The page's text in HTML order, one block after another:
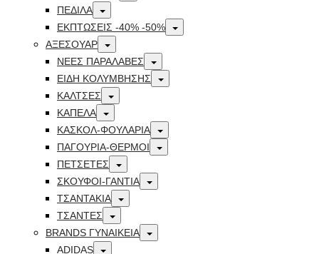
ΠΕΔΙΛΑ Toggle
ΕΚΠΤΏΣΕΙΣ -40% -50% Toggle
ΑΞΕΣΟΥΑΡ Toggle
ΝΕΕΣ ΠΑΡΑΛΑΒΕΣ Toggle
ΕΙΔΗ ΚΟΛΥΜΒΗΣΗΣ Toggle
ΚΑΛΤΣΕΣ Toggle
ΚΑΠΕΛΑ Toggle
ΚΑΣΚΟΛ-ΦΟΥΛΑΡΙΑ Toggle
ΠΑΓΟΥΡΙΑ-ΘΕΡΜΟΙ Toggle
ΠΕΤΣΈΤΕΣ Toggle
ΣΚΟΥΦΟΙ-ΓΑΝΤΙΑ Toggle
ΤΣΑΝΤΑΚΙΑ Toggle
ΤΣΑΝΤΕΣ Toggle
BRANDS ΓΥΝΑΙΚΕΊΑ Toggle
ADIDAS Toggle